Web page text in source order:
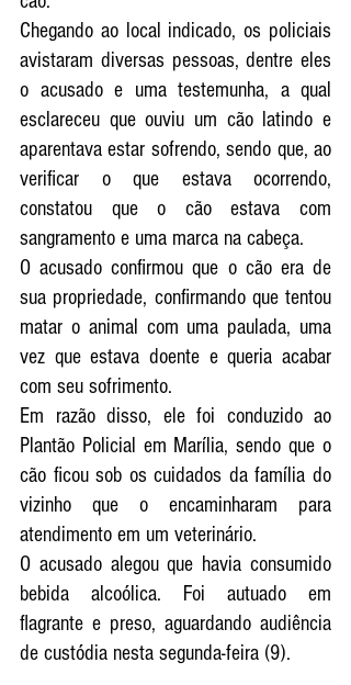
Chegando ao local indicado, os policiais
avistaram diversas pessoas, dentre eles
o acusado e uma testemunha, a qual
esclareceu que ouviu um cão latindo e
aparentava estar sofrendo, sendo que, ao
verificar o que estava ocorrendo,
constatou que o cão estava com
sangramento e uma marca na cabeça.
O acusado confirmou que o cão era de
sua propriedade, confirmando que tentou
matar o animal com uma paulada, uma
vez que estava doente e queria acabar
com seu sofrimento.
Em razão disso, ele foi conduzido ao
Plantão Policial em Marília, sendo que o
cão ficou sob os cuidados da família do
vizinho que o encaminharam para
atendimento em um veterinário.
O acusado alegou que havia consumido
bebida alcoólica. Foi autuado em
flagrante e preso, aguardando audiência
de custódia nesta segunda-feira (9).